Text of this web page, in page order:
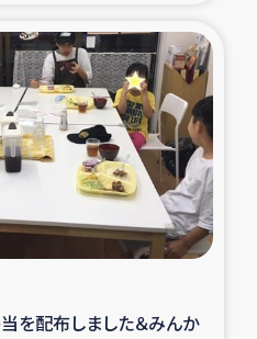
地震被災者支援
模紅茶農家支援
生産者支援
でのコーヒー畑改善事業
爆発被災者支援
を配布しました＆みんか